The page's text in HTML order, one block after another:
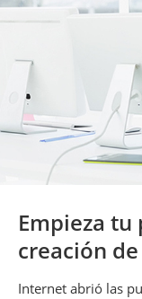
Empieza
creación
Internet abrió las